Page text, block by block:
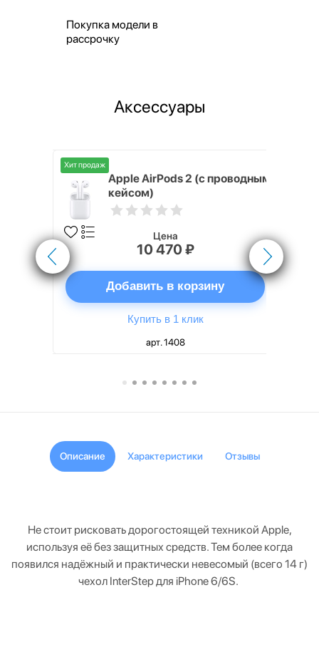
Покупка модели в
рассрочку
Аксессуары
Хит продаж
Apple AirPods 2 (с проводным
кейсом)
Цена
10 470 ₽
Добавить в корзину
Купить в 1 клик
арт. 1408
Описание Характеристики Отзывы
Не стоит рисковать дорогостоящей техникой Apple,
используя её без защитных средств. Тем более когда
появился надёжный и практически невесомый (всего 14 г)
чехол InterStep для iPhone 6/6S.